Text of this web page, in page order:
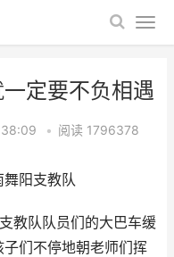
定要不负相遇
• 阅读 1796378
阳支教队
队队员们的大巴车缓
们不停地朝老师们挥